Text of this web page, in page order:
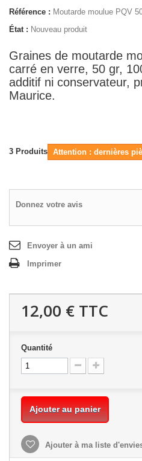
Référence : Moutarde moulue PQV
État : Nouveau produit
Graines de moutarde
carré en verre, 50 gr,
additif ni conservateur,
Maurice.
3 Produits Attention : dernières
Donnez votre avis
Envoyer à un ami
Imprimer
12,00 € TTC
Quantité
Ajouter au panier
Ajouter à ma liste